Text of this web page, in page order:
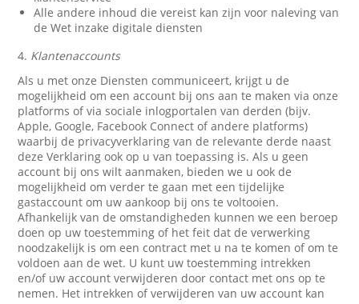
Alle andere inhoud die vereist kan zijn voor naleving van
de Wet inzake digitale diensten
4. Klantenaccounts
Als u met onze Diensten communiceert, krijgt u de
mogelijkheid om een account bij ons aan te maken via onze
platforms of via sociale inlogportalen van derden (bijv.
Apple, Google, Facebook Connect of andere platforms)
waarbij de privacyverklaring van de relevante derde naast
deze Verklaring ook op u van toepassing is. Als u geen
account bij ons wilt aanmaken, bieden we u ook de
mogelijkheid om verder te gaan met een tijdelijke
gastaccount om uw aankoop bij ons te voltooien.
Afhankelijk van de omstandigheden kunnen we een beroep
doen op uw toestemming of het feit dat de verwerking
noodzakelijk is om een contract met u na te komen of om te
voldoen aan de wet. U kunt uw toestemming intrekken
en/of uw account verwijderen door contact met ons op te
nemen. Het intrekken of verwijderen van uw account kan